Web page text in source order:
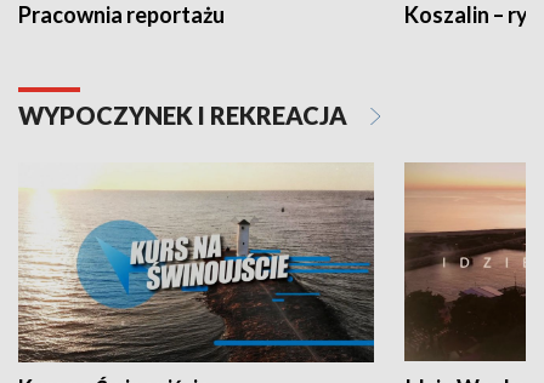
Pracownia reportażu Koszalin –
WYPOCZYNEK I REKREACJA